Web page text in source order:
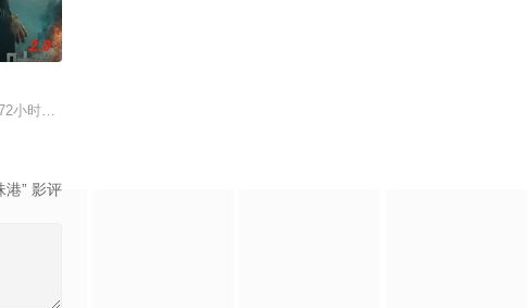
紧张的战
国担当与文化使命，其在于颂扬一种在绝境中不灭的信念
的女儿。原本敲定的赎人交易骤然破裂，局势彻底滑向失控。绝境之下，代号索
2.0
小时里，德怀特·D·艾森豪威尔将军和詹姆斯·斯塔格上尉面临着一个两难的选择
港” 影评